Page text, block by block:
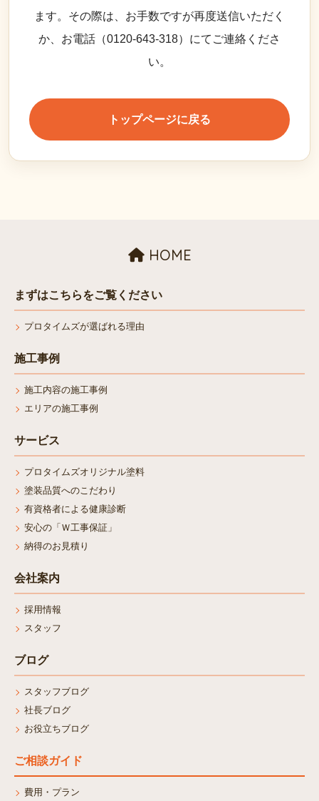
ます。その際は、お手数ですが再度送信いただく
か、お電話（0120-643-318）にてご連絡くださ
い。
トップページに戻る
HOME
まずはこちらをご覧ください
プロタイムズが選ばれる理由
施工事例
施工内容の施工事例
エリアの施工事例
サービス
プロタイムズオリジナル塗料
塗装品質へのこだわり
有資格者による健康診断
安心の「Ｗ工事保証」
納得のお見積り
会社案内
採用情報
スタッフ
ブログ
スタッフブログ
社長ブログ
お役立ちブログ
ご相談ガイド
費用・プラン